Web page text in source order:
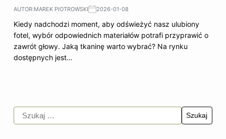
AUTOR:MAREK PIOTROWSKI 2026-01-08
Kiedy nadchodzi moment, aby odświeżyć nasz ulubiony
fotel, wybór odpowiednich materiałów potrafi przyprawić o
zawrót głowy. Jaką tkaninę warto wybrać? Na rynku
dostępnych jest…